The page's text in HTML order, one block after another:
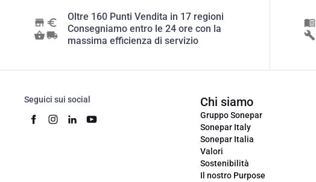
Oltre 160 Punti Vendita in 17 regioni
Consegniamo entro le 24 ore con la
massima efficienza di servizio
Seguici sui social Chi siamo
Gruppo Sonepar
Sonepar Italy
Sonepar Italia
Valori
Sostenibilità
Il nostro Purpose